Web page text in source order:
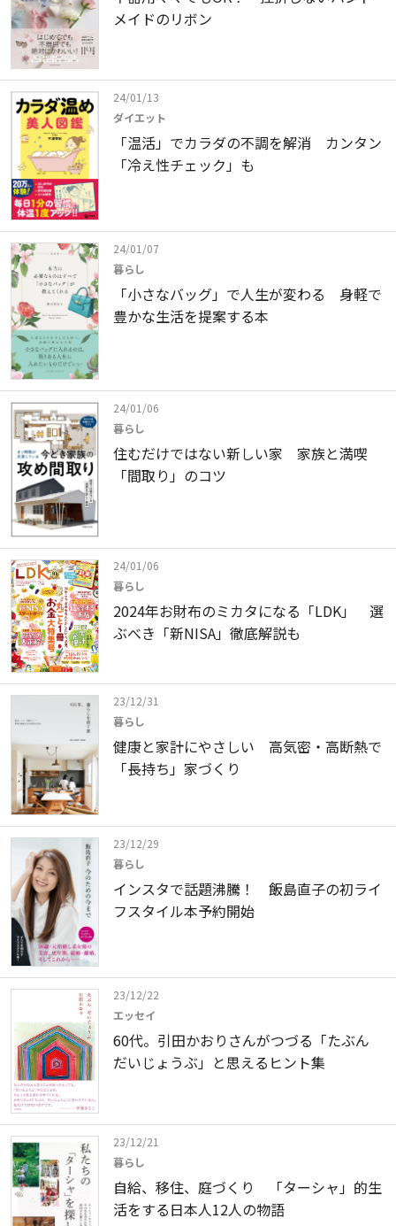
メイドのリボン
24/01/13
ダイエット
「温活」でカラダの不調を解消 カンタン
「冷え性チェック」も
24/01/07
暮らし
「小さなバッグ」で人生が変わる 身軽で
豊かな生活を提案する本
24/01/06
暮らし
住むだけではない新しい家 家族と満喫
「間取り」のコツ
24/01/06
暮らし
2024年お財布のミカタになる「LDK」 選
ぶべき「新NISA」徹底解説も
23/12/31
暮らし
健康と家計にやさしい 高気密・高断熱で
「長持ち」家づくり
23/12/29
暮らし
インスタで話題沸騰！ 飯島直子の初ライ
フスタイル本予約開始
23/12/22
エッセイ
60代。引田かおりさんがつづる「たぶん
だいじょうぶ」と思えるヒント集
23/12/21
暮らし
自給、移住、庭づくり 「ターシャ」的生
活をする日本人12人の物語